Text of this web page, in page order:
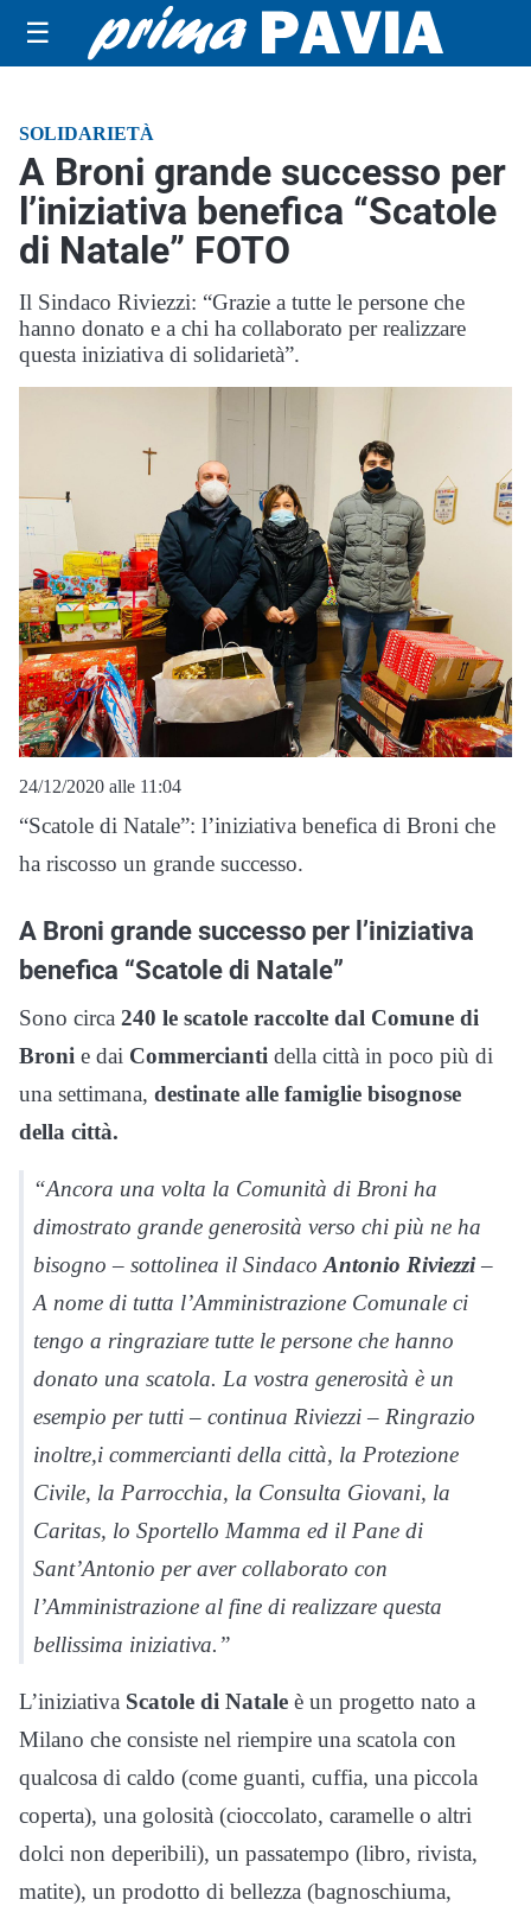
☰
SOLIDARIETÀ
A Broni grande successo per
l’iniziativa benefica “Scatole
di Natale” FOTO
Il Sindaco Riviezzi: “Grazie a tutte le persone che
hanno donato e a chi ha collaborato per realizzare
questa iniziativa di solidarietà”.
24/12/2020 alle 11:04
“Scatole di Natale”: l’iniziativa benefica di Broni che
ha riscosso un grande successo.
A Broni grande successo per l’iniziativa
benefica “Scatole di Natale”
Sono circa 240 le scatole raccolte dal Comune di
Broni e dai Commercianti della città in poco più di
una settimana, destinate alle famiglie bisognose
della città.
“Ancora una volta la Comunità di Broni ha
dimostrato grande generosità verso chi più ne ha
bisogno – sottolinea il Sindaco Antonio Riviezzi–
A nome di tutta l’Amministrazione Comunale ci
tengo a ringraziare tutte le persone che hanno
donato una scatola. La vostra generosità è un
esempio per tutti – continua Riviezzi – Ringrazio
inoltre,i commercianti della città, la Protezione
Civile, la Parrocchia, la Consulta Giovani, la
Caritas, lo Sportello Mamma ed il Pane di
Sant’Antonio per aver collaborato con
l’Amministrazione al fine di realizzare questa
bellissima iniziativa.”
L’iniziativa Scatole di Natale è un progetto nato a
Milano che consiste nel riempire una scatola con
qualcosa di caldo (come guanti, cuffia, una piccola
coperta), una golosità (cioccolato, caramelle o altri
dolci non deperibili), un passatempo (libro, rivista,
matite), un prodotto di bellezza (bagnoschiuma,